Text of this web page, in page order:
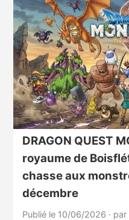
DRAGON QUEST
royaume de
chasse aux
décembre
Publié le 10/06/2026 · par